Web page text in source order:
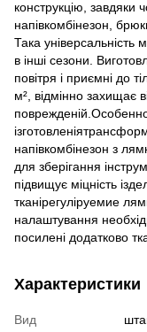
конструкцію,
напівкомбінезон,
Така універсальність
в інші сезони.
повітря і приємні до
м², відмінно захищає
напівкомбінезон з
для зберігання
підвищує міцність
тканірегуліруемие
налаштування
посилені додатково
Характеристики
Вид